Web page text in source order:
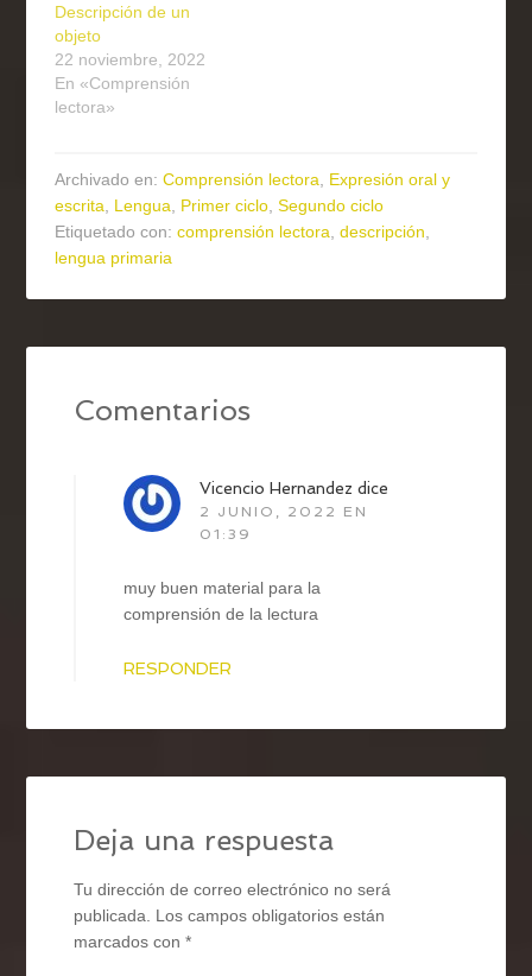
Descripción de un
objeto
22 noviembre, 2022
En «Comprensión
lectora»
Archivado en:Comprensión lectora, Expresión oral y
escrita, Lengua, Primer ciclo,Segundo ciclo
Etiquetado con:comprensión lectora,descripción,
lengua primaria
Comentarios
Vicencio Hernandez dice
2 JUNIO, 2022 EN
01:39
muy buen material para la
comprensión de la lectura
RESPONDER
Deja una respuesta
Tu dirección de correo electrónico no será
publicada. Los campos obligatorios están
marcados con*